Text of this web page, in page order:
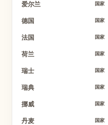
爱尔兰 国家
德国 国家
法国 国家
荷兰 国家
瑞士 国家
瑞典 国家
挪威 国家
丹麦 国家